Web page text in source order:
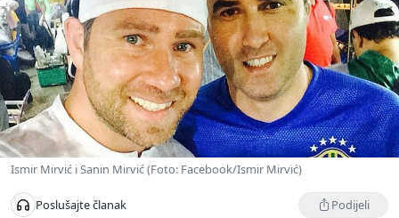
Ismir Mirvić i Sanin Mirvić (Foto: Facebook/Ismir Mirvić)
Poslušajte članak Podijeli